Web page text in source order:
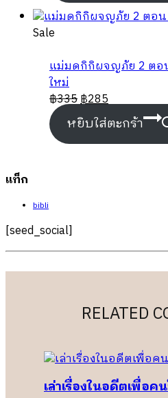
Sale
sale
แม่มดกิกิผจญภัย 2 ตอ
ใหม่
฿335฿285
หยิบใส่ตะกร้า
แท็ก
bibli
[seed_social]
RELATED
เล่าเรื่องในอดีตเพื่อ